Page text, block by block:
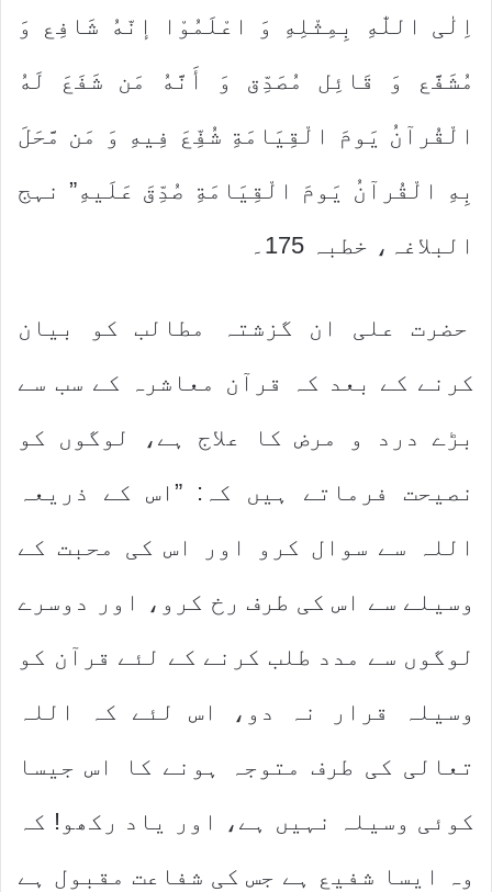
اِلٰی اللّٰهِ بِمِثْلِهِ وَ اعْلَمُوْا إنّهُ شَافِع وَ
مُشَفَّع وَ قَائِل مُصَدِّق وَ أَنَّهُ مَن شَفَعَ لَهُ
الْقُرآنُ یَومَ الْقِیَامَةِ شُفِّعَ فِیهِ وَ مَن مَّحَلَ
بِهِ الْقُرآنُ یَومَ الْقِیَامَةِ صُدِّقَ عَلَیهِ” نہج
البلاغہ، خطبہ 175۔
حضرت علی ان گزشتہ مطالب کو بیان
کرنے کے بعد کہ قرآن معاشرہ کے سب سے
بڑے درد و مرض کا علاج ہے، لوگوں کو
نصیحت فرماتے ہیں کہ: ”اس کے ذریعہ
اللہ سے سوال کرو اور اس کی محبت کے
وسیلے سے اس کی طرف رخ کرو، اور دوسرے
لوگوں سے مدد طلب کرنے کے لئے قرآن کو
وسیلہ قرار نہ دو، اس لئے کہ اللہ
تعالی کی طرف متوجہ ہونے کا اس جیسا
کوئی وسیلہ نہیں ہے، اور یاد رکھو! کہ
وہ ایسا شفیع ہے جس کی شفاعت مقبول ہے